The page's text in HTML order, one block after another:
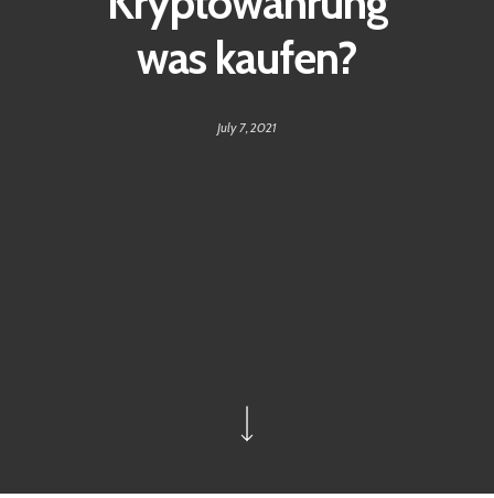
was kaufen?
July 7, 2021